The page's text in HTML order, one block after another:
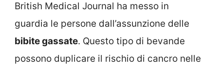
British Medical Journal ha messo in
guardia le persone dall’assunzione delle
bibite gassate. Questo tipo di bevande
possono duplicare il rischio di cancro nelle